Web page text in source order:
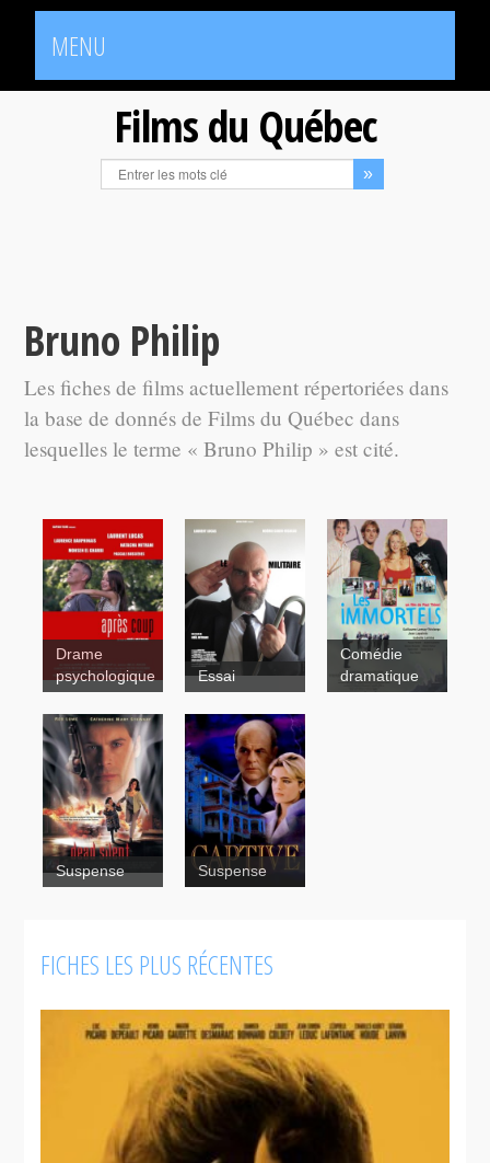
MENU
Films du Québec
Bruno Philip
Les fiches de films actuellement répertoriées dans
la base de donnés de Films du Québec dans
lesquelles le terme « Bruno Philip » est cité.
Après coup
Drame
psychologique
Le
militaire
Essai
Les
immortels
Comédie
dramatique
L'apparition
Suspense
Après-ski
Suspense
FICHES LES PLUS RÉCENTES